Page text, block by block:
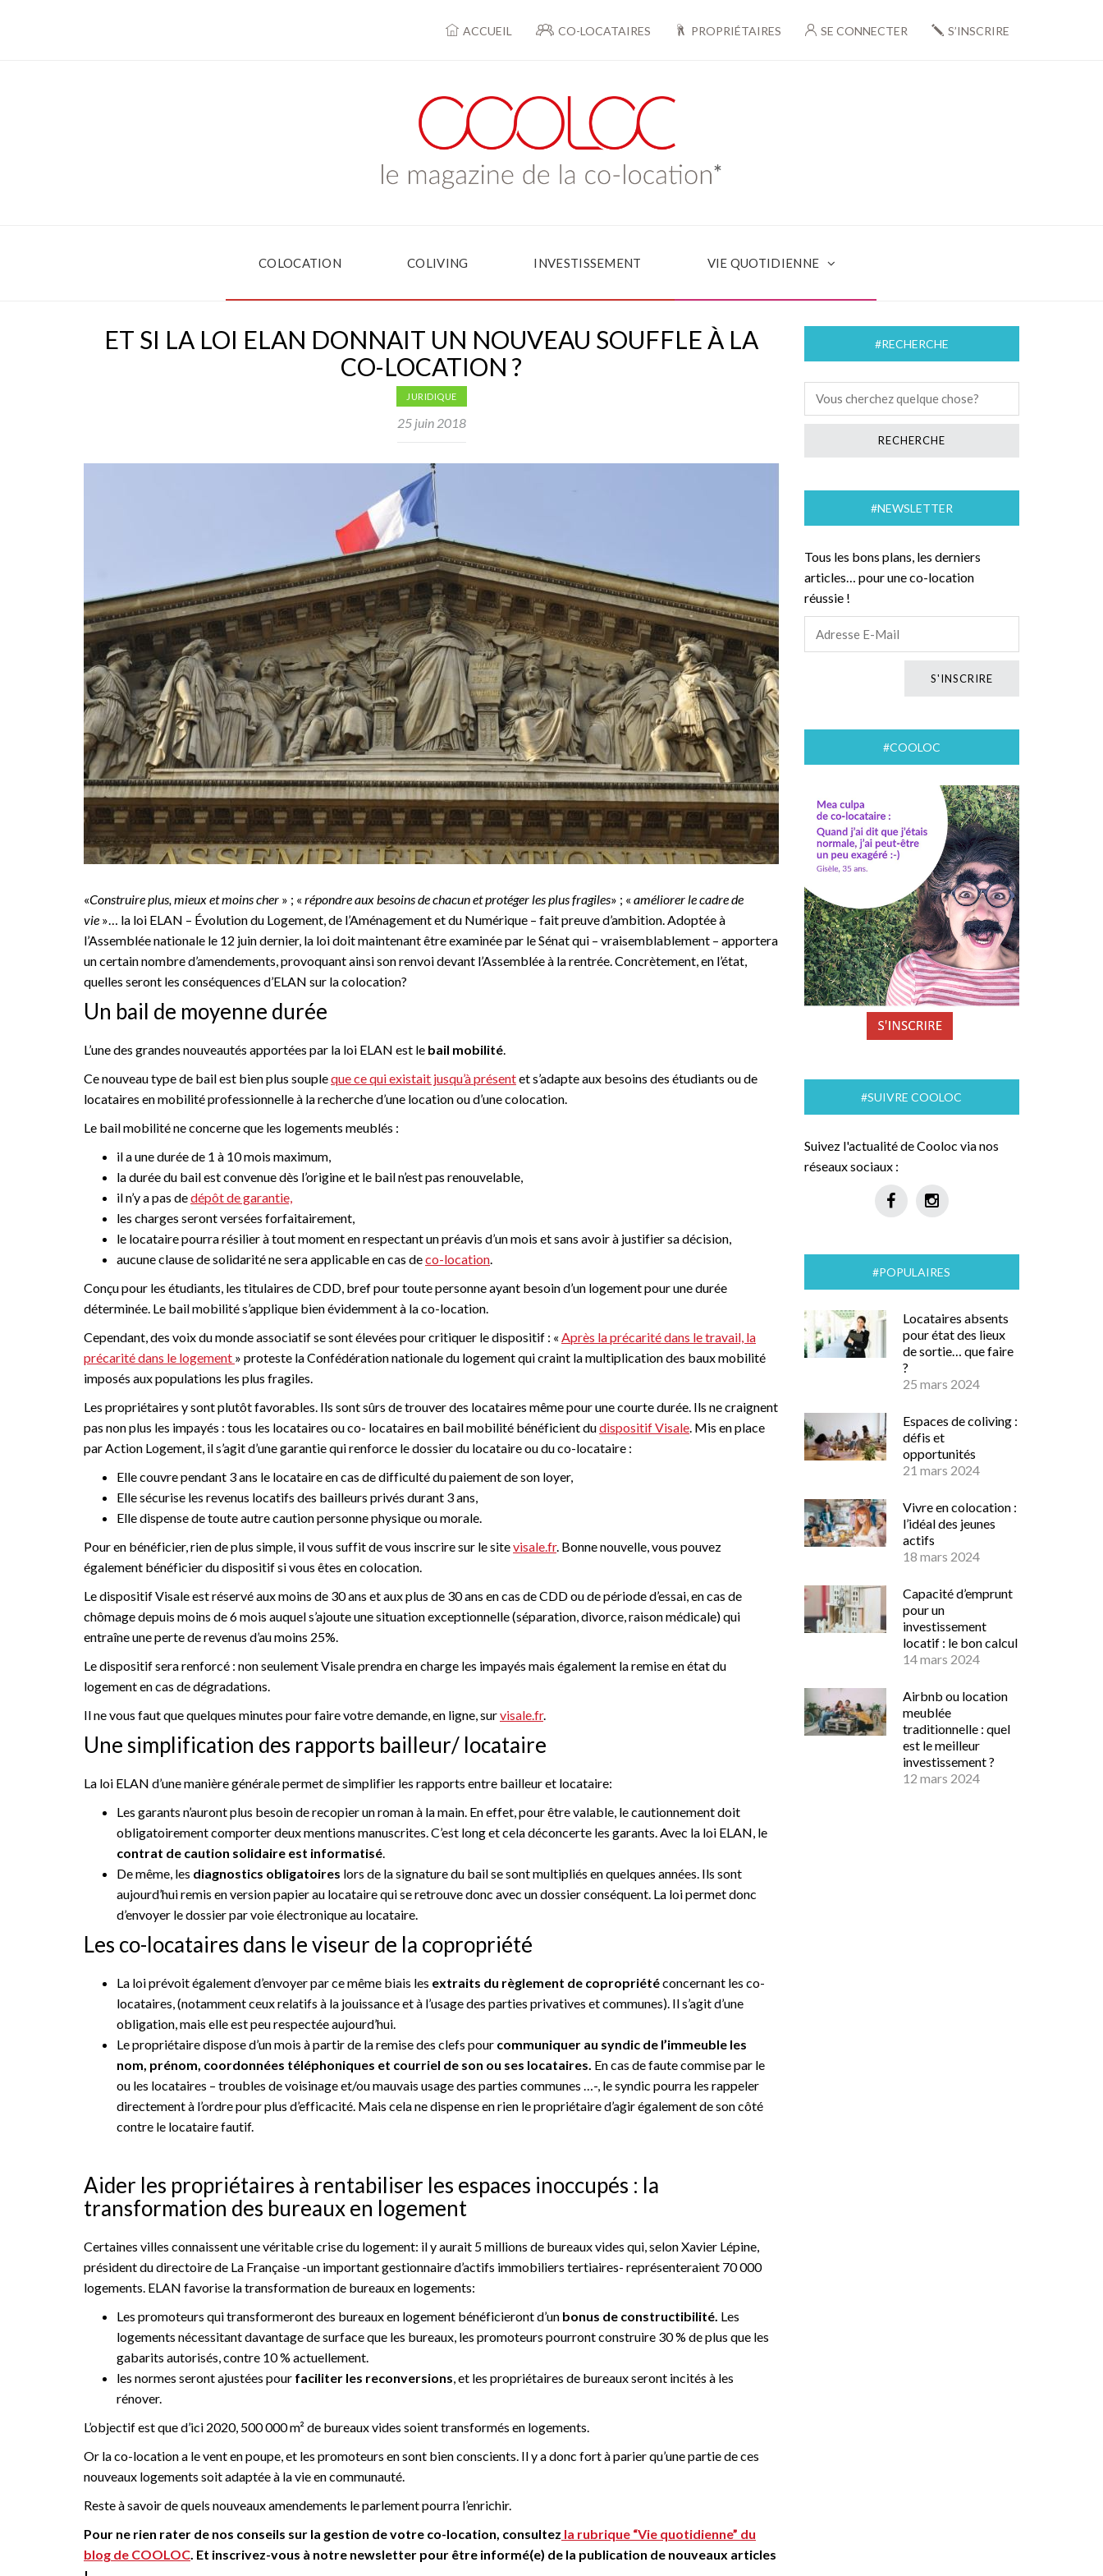
ACCUEIL CO-LOCATAIRES PROPRIÉTAIRES SE CONNECTER S’INSCRIRE
COLOCATION COLIVING INVESTISSEMENT VIE QUOTIDIENNE
ET SI LA LOI ELAN DONNAIT UN NOUVEAU SOUFFLE À LA
CO-LOCATION ?
JURIDIQUE
25 juin 2018
«Construire plus, mieux et moins cher » ; « répondre aux besoins de chacun et protéger les plus fragiles» ; « améliorer le cadre de
vie »… la loi ELAN – Évolution du Logement, de l’Aménagement et du Numérique – fait preuve d’ambition. Adoptée à
l’Assemblée nationale le 12 juin dernier, la loi doit maintenant être examinée par le Sénat qui – vraisemblablement – apportera
un certain nombre d’amendements, provoquant ainsi son renvoi devant l’Assemblée à la rentrée. Concrètement, en l’état,
quelles seront les conséquences d’ELAN sur la colocation?
Un bail de moyenne durée
L’une des grandes nouveautés apportées par la loi ELAN est le bail mobilité
Ce nouveau type de bail est bien plus soupleque ce qui existait jusqu’à présentet s’adapte aux besoins des étudiants ou de
locataires en mobilité professionnelle à la recherche d’une location ou d’une colocation.
Le bail mobilité ne concerne que les logements meublés :
il a une durée de 1 à 10 mois maximum,
la durée du bail est convenue dès l’origine et le bail n’est pas renouvelable,
il n’y a pas dedépôt de garantie,
les charges seront versées forfaitairement,
le locataire pourra résilier à tout moment en respectant un préavis d’un mois et sans avoir à justifier sa décision,
aucune clause de solidarité ne sera applicable en cas deco-location
Conçu pour les étudiants, les titulaires de CDD, bref pour toute personne ayant besoin d’un logement pour une durée
déterminée. Le bail mobilité s’applique bien évidemment à la co-location.
Cependant, des voix du monde associatif se sont élevées pour critiquer le dispositif : « Après la précarité dans le travail, la
précarité dans le logement » proteste la Confédération nationale du logement qui craint la multiplication des baux mobilité
imposés aux populations les plus fragiles.
Les propriétaires y sont plutôt favorables. Ils sont sûrs de trouver des locataires même pour une courte durée. Ils ne craignent
pas non plus les impayés : tous les locataires ou co- locataires en bail mobilité bénéficient dudispositif Visale . Mis en place
par Action Logement, il s’agit d’une garantie qui renforce le dossier du locataire ou du co-locataire :
Elle couvre pendant 3 ans le locataire en cas de difficulté du paiement de son loyer,
Elle sécurise les revenus locatifs des bailleurs privés durant 3 ans,
Elle dispense de toute autre caution personne physique ou morale.
Pour en bénéficier, rien de plus simple, il vous suffit de vous inscrire sur le sitevisale.fr. Bonne nouvelle, vous pouvez
également bénéficier du dispositif si vous êtes en colocation.
Le dispositif Visale est réservé aux moins de 30 ans et aux plus de 30 ans en cas de CDD ou de période d’essai, en cas de
chômage depuis moins de 6 mois auquel s’ajoute une situation exceptionnelle (séparation, divorce, raison médicale) qui
entraîne une perte de revenus d’au moins 25%.
Le dispositif sera renforcé : non seulement Visale prendra en charge les impayés mais également la remise en état du
logement en cas de dégradations.
Il ne vous faut que quelques minutes pour faire votre demande, en ligne, survisale.fr.
Une simplification des rapports bailleur/ locataire
La loi ELAN d’une manière générale permet de simplifier les rapports entre bailleur et locataire:
Les garants n’auront plus besoin de recopier un roman à la main. En effet, pour être valable, le cautionnement doit
obligatoirement comporter deux mentions manuscrites. C’est long et cela déconcerte les garants. Avec la loi ELAN, le
contrat de caution solidaire est informatisé
De même, les diagnostics obligatoires lors de la signature du bail se sont multipliés en quelques années. Ils sont
aujourd’hui remis en version papier au locataire qui se retrouve donc avec un dossier conséquent. La loi permet donc
d’envoyer le dossier par voie électronique au locataire.
Les co-locataires dans le viseur de la copropriété
La loi prévoit également d’envoyer par ce même biais les extraits du règlement de copropriétéconcernant les co-
locataires, (notamment ceux relatifs à la jouissance et à l’usage des parties privatives et communes). Il s’agit d’une
obligation, mais elle est peu respectée aujourd’hui.
Le propriétaire dispose d’un mois à partir de la remise des clefs pour communiquer au syndic de l’immeuble les
nom, prénom, coordonnées téléphoniques et courriel de son ou ses locataires. En cas de faute commise par le
ou les locataires – troubles de voisinage et/ou mauvais usage des parties communes …-, le syndic pourra les rappeler
directement à l’ordre pour plus d’efficacité. Mais cela ne dispense en rien le propriétaire d’agir également de son côté
contre le locataire fautif.
Aider les propriétaires à rentabiliser les espaces inoccupés : la
transformation des bureaux en logement
Certaines villes connaissent une véritable crise du logement: il y aurait 5 millions de bureaux vides qui, selon Xavier Lépine,
président du directoire de La Française -un important gestionnaire d’actifs immobiliers tertiaires- représenteraient 70 000
logements. ELAN favorise la transformation de bureaux en logements:
Les promoteurs qui transformeront des bureaux en logement bénéficieront d’un bonus de constructibilité. Les
logements nécessitant davantage de surface que les bureaux, les promoteurs pourront construire 30 % de plus que les
gabarits autorisés, contre 10 % actuellement.
les normes seront ajustées pour faciliter les reconversions , et les propriétaires de bureaux seront incités à les
rénover.
L’objectif est que d’ici 2020, 500 000 m² de bureaux vides soient transformés en logements.
Or la co-location a le vent en poupe, et les promoteurs en sont bien conscients. Il y a donc fort à parier qu’une partie de ces
nouveaux logements soit adaptée à la vie en communauté.
Reste à savoir de quels nouveaux amendements le parlement pourra l’enrichir.
Pour ne rien rater de nos conseils sur la gestion de votre co-location, consultez la rubrique “Vie quotidienne” du
blog de COOLOC . Et inscrivez-vous à notre newsletter pour être informé(e) de la publication de nouveaux articles
#RECHERCHE
#NEWSLETTER
Tous les bons plans, les derniers
articles… pour une co-location
réussie !
#COOLOC
#SUIVRE COOLOC
Suivez l'actualité de Cooloc via nos
réseaux sociaux :
#POPULAIRES
Locataires absents
pour état des lieux
de sortie… que faire
?
25 mars 2024
Espaces de coliving :
défis et
opportunités
21 mars 2024
Vivre en colocation :
l’idéal des jeunes
actifs
18 mars 2024
Capacité d’emprunt
pour un
investissement
locatif : le bon calcul
14 mars 2024
Airbnb ou location
meublée
traditionnelle : quel
est le meilleur
investissement ?
12 mars 2024